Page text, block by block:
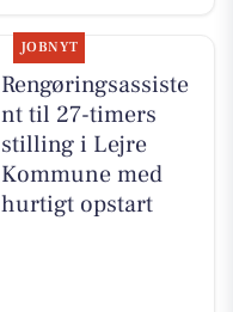
JOBNYT
Rengøringsassiste
nt til 27-timers
stilling i Lejre
Kommune med
hurtigt opstart